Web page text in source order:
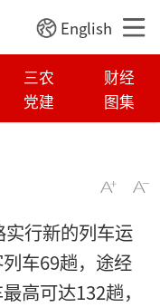
English
三农
财经
党建 图集
行新的列车运
车69趟，途经
高可达132趟，